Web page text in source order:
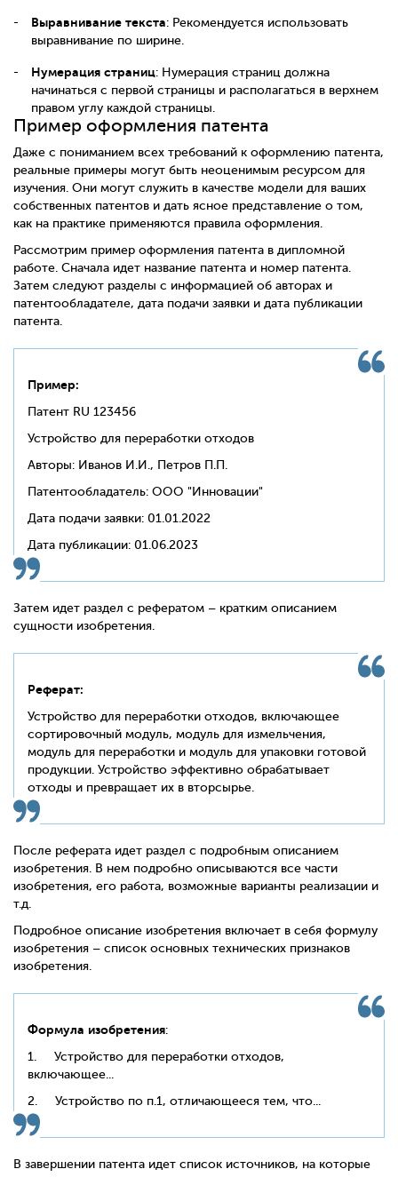
Выравнивание текста: Рекомендуется использовать
выравнивание по ширине.
Нумерация страниц: Нумерация страниц должна
начинаться с первой страницы и располагаться в верхнем
правом углу каждой страницы.
Пример оформления патента
Даже с пониманием всех требований к оформлению патента,
реальные примеры могут быть неоценимым ресурсом для
изучения. Они могут служить в качестве модели для ваших
собственных патентов и дать ясное представление о том,
как на практике применяются правила оформления.
Рассмотрим пример оформления патента в дипломной
работе. Сначала идет название патента и номер патента.
Затем следуют разделы с информацией об авторах и
патентообладателе, дата подачи заявки и дата публикации
патента.
Пример:
Патент RU 123456
Устройство для переработки отходов
Авторы: Иванов И.И., Петров П.П.
Патентообладатель: ООО "Инновации"
Дата подачи заявки: 01.01.2022
Дата публикации: 01.06.2023
Затем идет раздел с рефератом – кратким описанием
сущности изобретения.
Реферат:
Устройство для переработки отходов, включающее
сортировочный модуль, модуль для измельчения,
модуль для переработки и модуль для упаковки готовой
продукции. Устройство эффективно обрабатывает
отходы и превращает их в вторсырье.
После реферата идет раздел с подробным описанием
изобретения. В нем подробно описываются все части
изобретения, его работа, возможные варианты реализации и
т.д.
Подробное описание изобретения включает в себя формулу
изобретения – список основных технических признаков
изобретения.
Формула изобретения:
1.
Устройство для переработки отходов,
включающее...
2.
Устройство по п.1, отличающееся тем, что...
В завершении патента идет список источников, на которые